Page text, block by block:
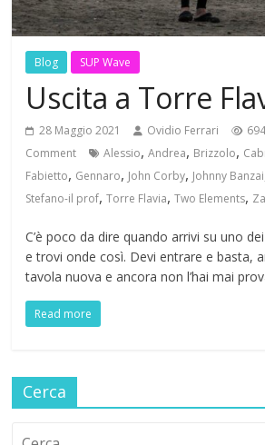
Blog SUP Wave
Uscita a Torre
28 Maggio 2021 Ovidio Ferrari
Comment
Alessio,Andrea, Brizzolo,
Fabietto, Gennaro, John Corby, Johnny Banzai
Stefano-il prof,Torre Flavia,Two Elements,
C’è poco da dire quando arrivi su uno
e trovi onde così. Devi entrare e basta,
tavola nuova e ancora non l’hai mai
Read more
Cerca